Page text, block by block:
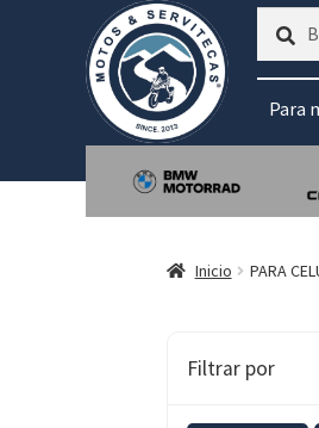
Buscar
Buscar
Para
Inicio PARA
Filtrar por